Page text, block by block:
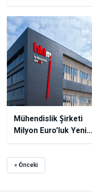
Mühendislik Şirketi
Milyon Euro'luk Yeni
Anlaşmasını Duyurdu!
« Önceki